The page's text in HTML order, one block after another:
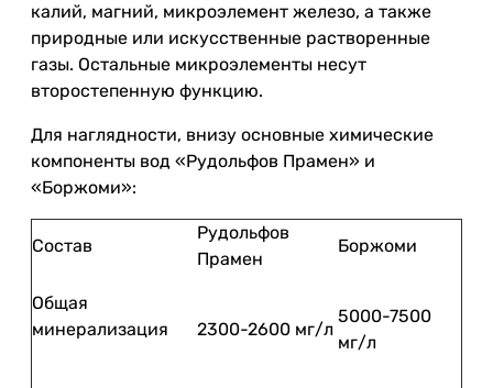
калий, магний, микроэлемент железо, а также
природные или искусственные растворенные
газы. Остальные микроэлементы несут
второстепенную функцию.
Для наглядности, внизу основные химические
компоненты вод «Рудольфов Прамен» и
«Боржоми»:
Состав
Рудольфов
Прамен
Боржоми
Общая
минерализация
2300-2600 мг/л
5000-7500
мг/л